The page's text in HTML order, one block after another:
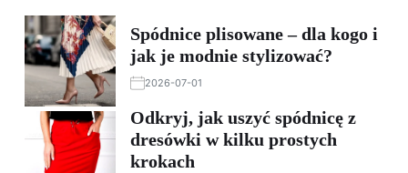
Spódnice plisowane – dla kogo i
jak je modnie stylizować?
2026-07-01
Odkryj, jak uszyć spódnicę z
dresówki w kilku prostych
krokach